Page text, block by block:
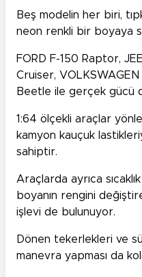
Beş modelin her biri,
neon renkli bir boyaya
FORD F-150 Raptor,
Cruiser,
Beetle ile gerçek gücü
1:64 ölçekli araçlar
kamyon kauçuk
sahiptir.
Araçlarda ayrıca
boyanın rengini
işlevi de bulunuyor.
Dönen tekerlekleri ve
manevra yapması da